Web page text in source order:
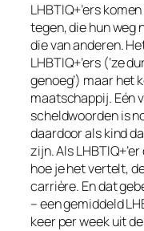
LHBTIQ+’ers
tegen, die hun weg
die van anderen.
LHBTIQ+’ers (‘ze
genoeg’) maar het
maatschappij. Eén
scheldwoorden is
daardoor als kind
zijn. Als
hoe je het vertelt,
carrière. En dat
– een gemiddeld
keer per week uit